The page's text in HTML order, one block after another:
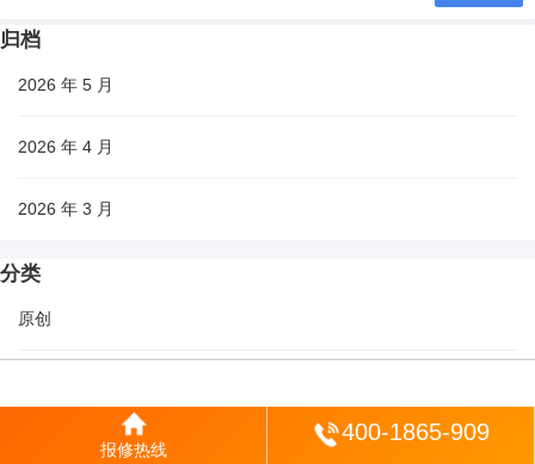
归档
2026 年 5 月
2026 年 4 月
2026 年 3 月
分类
原创
报修热线
400-1865-909